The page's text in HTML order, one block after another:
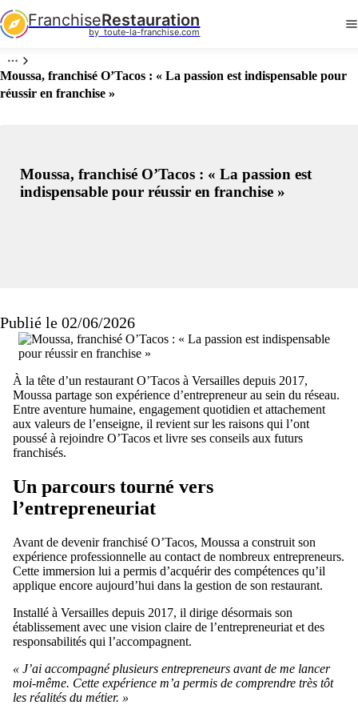
FranchiseRestauration
by  toute-la-franchise.com
Moussa, franchisé O’Tacos : « La passion est indispensable pour
réussir en franchise »
Moussa, franchisé O’Tacos : « La passion est
indispensable pour réussir en franchise »
Publié le 02/06/2026
À la tête d’un restaurant O’Tacos à Versailles depuis 2017,
Moussa partage son expérience d’entrepreneur au sein du réseau.
Entre aventure humaine, engagement quotidien et attachement
aux valeurs de l’enseigne, il revient sur les raisons qui l’ont
poussé à rejoindre O’Tacos et livre ses conseils aux futurs
franchisés.
Un parcours tourné vers
l’entrepreneuriat
Avant de devenir franchisé O’Tacos, Moussa a construit son
expérience professionnelle au contact de nombreux entrepreneurs.
Cette immersion lui a permis d’acquérir des compétences qu’il
applique encore aujourd’hui dans la gestion de son restaurant.
Installé à Versailles depuis 2017, il dirige désormais son
établissement avec une vision claire de l’entrepreneuriat et des
responsabilités qui l’accompagnent.
« J’ai accompagné plusieurs entrepreneurs avant de me lancer
moi-même. Cette expérience m’a permis de comprendre très tôt
les réalités du métier. »